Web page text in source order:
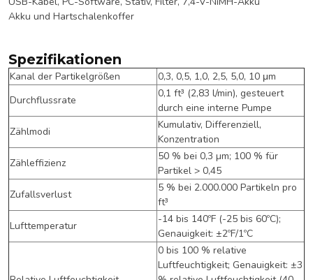
Akku und Hartschalenkoffer
Spezifikationen
Kanal der Partikelgrößen
0,3, 0,5, 1,0, 2,5, 5,0, 10 μm
Durchflussrate
0,1 ft³ (2,83 l/min), gesteuert
durch eine interne Pumpe
Zählmodi
Kumulativ, Differenziell,
Konzentration
Zähleffizienz
50 % bei 0,3 µm; 100 % für
Partikel > 0,45
Zufallsverlust
5 % bei 2.000.000 Partikeln pro
ft³
Lufttemperatur
-14 bis 140ºF (-25 bis 60ºC);
Genauigkeit: ±2ºF/1ºC
0 bis 100 % relative
Luftfeuchtigkeit; Genauigkeit: ±3